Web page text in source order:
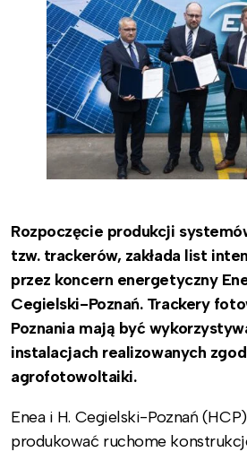
Rozpoczęcie produkcji
tzw. trackerów, zakłada list
przez koncern energetyczny
Cegielski-Poznań. Trackery
Poznania mają być
instalacjach realizowanych
agrofotowoltaiki.
Enea i H. Cegielski-Poznań
produkować ruchome